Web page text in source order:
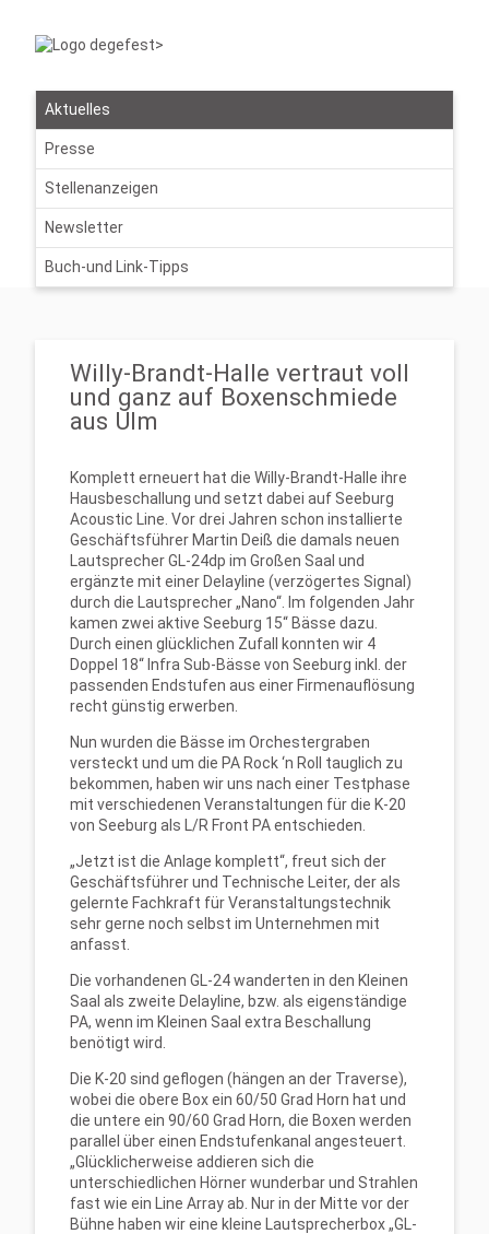
Aktuelles
Presse
Stellenanzeigen
Newsletter
Buch-und Link-Tipps
Willy-Brandt-Halle vertraut voll
und ganz auf Boxenschmiede
aus Ulm
Komplett erneuert hat die Willy-Brandt-Halle ihre
Hausbeschallung und setzt dabei auf Seeburg
Acoustic Line. Vor drei Jahren schon installierte
Geschäftsführer Martin Deiß die damals neuen
Lautsprecher GL-24dp im Großen Saal und
ergänzte mit einer Delayline (verzögertes Signal)
durch die Lautsprecher „Nano“. Im folgenden Jahr
kamen zwei aktive Seeburg 15“ Bässe dazu.
Durch einen glücklichen Zufall konnten wir 4
Doppel 18“ Infra Sub-Bässe von Seeburg inkl. der
passenden Endstufen aus einer Firmenauflösung
recht günstig erwerben.
Nun wurden die Bässe im Orchestergraben
versteckt und um die PA Rock ‘n Roll tauglich zu
bekommen, haben wir uns nach einer Testphase
mit verschiedenen Veranstaltungen für die K-20
von Seeburg als L/R Front PA entschieden.
„Jetzt ist die Anlage komplett“, freut sich der
Geschäftsführer und Technische Leiter, der als
gelernte Fachkraft für Veranstaltungstechnik
sehr gerne noch selbst im Unternehmen mit
anfasst.
Die vorhandenen GL-24 wanderten in den Kleinen
Saal als zweite Delayline, bzw. als eigenständige
PA, wenn im Kleinen Saal extra Beschallung
benötigt wird.
Die K-20 sind geflogen (hängen an der Traverse),
wobei die obere Box ein 60/50 Grad Horn hat und
die untere ein 90/60 Grad Horn, die Boxen werden
parallel über einen Endstufenkanal angesteuert.
„Glücklicherweise addieren sich die
unterschiedlichen Hörner wunderbar und Strahlen
fast wie ein Line Array ab. Nur in der Mitte vor der
Bühne haben wir eine kleine Lautsprecherbox „GL-